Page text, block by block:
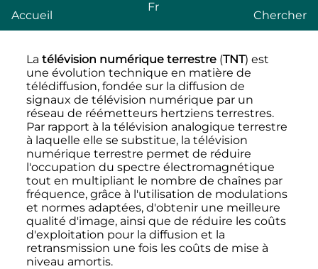
Accueil
Fr
Chercher
La télévision numérique terrestre(TNT) est
une évolution technique en matière de
télédiffusion, fondée sur la diffusion de
signaux de télévision numérique par un
réseau de réémetteurs hertziens terrestres.
Par rapport à la télévision analogique terrestre
à laquelle elle se substitue, la télévision
numérique terrestre permet de réduire
l'occupation du spectre électromagnétique
tout en multipliant le nombre de chaînes par
fréquence, grâce à l'utilisation de modulations
et normes adaptées, d'obtenir une meilleure
qualité d'image, ainsi que de réduire les coûts
d'exploitation pour la diffusion et la
retransmission une fois les coûts de mise à
niveau amortis.